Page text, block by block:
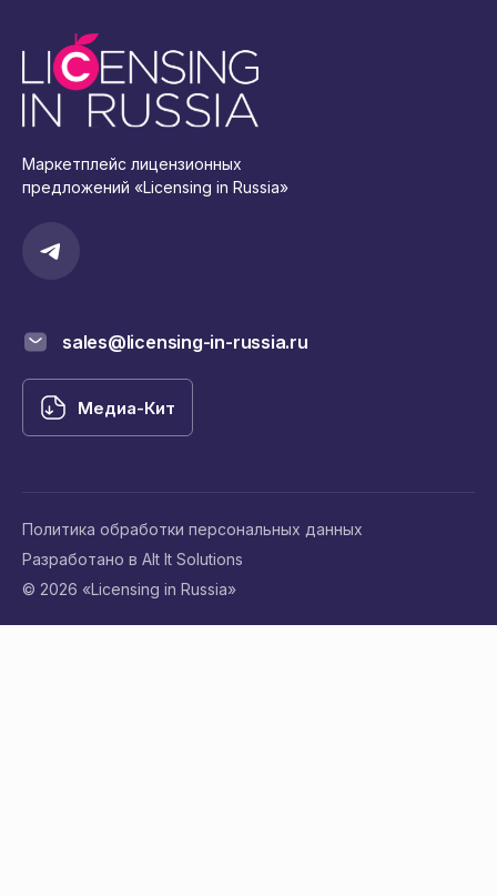
Маркетплейс лицензионных
предложений «Licensing in Russia»
sales@licensing-in-russia.ru
Медиа-Кит
© 2026 «Licensing in Russia»
Политика обработки персональных данных
Разработано в Alt It Solutions